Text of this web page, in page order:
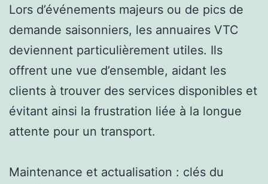
Lors d’événements majeurs ou de pics de
demande saisonniers, les annuaires VTC
deviennent particulièrement utiles. Ils
offrent une vue d’ensemble, aidant les
clients à trouver des services disponibles et
évitant ainsi la frustration liée à la longue
attente pour un transport.
Maintenance et actualisation : clés du